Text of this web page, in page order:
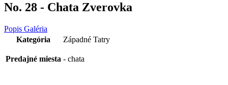
No. 28 - Chata Zverovka
Popis Galéria
Kategória
Západné Tatry
Predajné miesta - chata